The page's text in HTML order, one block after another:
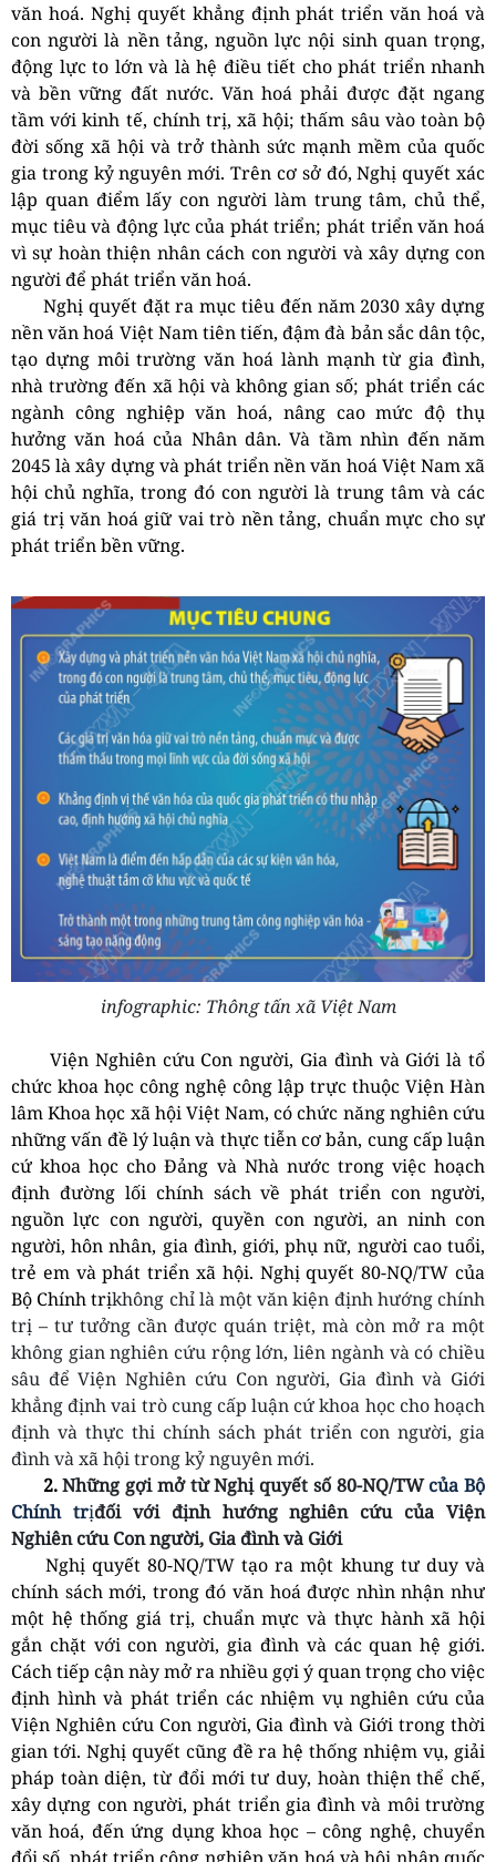
văn hoá. Nghị quyết khẳng định phát triển văn hoá và
con người là nền tảng, nguồn lực nội sinh quan trọng,
động lực to lớn và là hệ điều tiết cho phát triển nhanh
và bền vững đất nước. Văn hoá phải được đặt ngang
tầm với kinh tế, chính trị, xã hội; thấm sâu vào toàn bộ
đời sống xã hội và trở thành sức mạnh mềm của quốc
gia trong kỷ nguyên mới. Trên cơ sở đó, Nghị quyết xác
lập quan điểm lấy con người làm trung tâm, chủ thể,
mục tiêu và động lực của phát triển; phát triển văn hoá
vì sự hoàn thiện nhân cách con người và xây dựng con
người để phát triển văn hoá.
Nghị quyết đặt ra mục tiêu đến năm 2030 xây dựng
nền văn hoá Việt Nam tiên tiến, đậm đà bản sắc dân tộc,
tạo dựng môi trường văn hoá lành mạnh từ gia đình,
nhà trường đến xã hội và không gian số; phát triển các
ngành công nghiệp văn hoá, nâng cao mức độ thụ
hưởng văn hoá của Nhân dân. Và tầm nhìn đến năm
2045 là xây dựng và phát triển nền văn hoá Việt Nam xã
hội chủ nghĩa, trong đó con người là trung tâm và các
giá trị văn hoá giữ vai trò nền tảng, chuẩn mực cho sự
phát triển bền vững.
infographic: Thông tấn xã Việt Nam
Viện Nghiên cứu Con người, Gia đình và Giới là tổ
chức khoa học công nghệ công lập trực thuộc Viện Hàn
lâm Khoa học xã hội Việt Nam, có chức năng nghiên cứu
những vấn đề lý luận và thực tiễn cơ bản, cung cấp luận
cứ khoa học cho Đảng và Nhà nước trong việc hoạch
định đường lối chính sách về phát triển con người,
nguồn lực con người, quyền con người, an ninh con
người, hôn nhân, gia đình, giới, phụ nữ, người cao tuổi,
trẻ em và phát triển xã hội. Nghị quyết 80-NQ/TW của
Bộ Chính trịkhông chỉ là một văn kiện định hướng chính
trị – tư tưởng cần được quán triệt, mà còn mở ra một
không gian nghiên cứu rộng lớn, liên ngành và có chiều
sâu để Viện Nghiên cứu Con người, Gia đình và Giới
khẳng định vai trò cung cấp luận cứ khoa học cho hoạch
định và thực thi chính sách phát triển con người, gia
đình và xã hội trong kỷ nguyên mới.
2.Những gợi mở từ Nghị quyết số80-NQ/TWcủa Bộ
Chính trịđối với định hướng nghiên cứu của Viện
Nghiên cứu Con người, Gia đình và Giới
Nghị quyết 80-NQ/TW tạo ra một khung tư duy và
chính sách mới, trong đó văn hoá được nhìn nhận như
một hệ thống giá trị, chuẩn mực và thực hành xã hội
gắn chặt với con người, gia đình và các quan hệ giới.
Cách tiếp cận này mở ra nhiều gợi ý quan trọng cho việc
định hình và phát triển các nhiệm vụ nghiên cứu của
Viện Nghiên cứu Con người, Gia đình và Giới trong thời
gian tới. Nghị quyết cũng đề ra hệ thống nhiệm vụ, giải
pháp toàn diện, từ đổi mới tư duy, hoàn thiện thể chế,
xây dựng con người, phát triển gia đình và môi trường
văn hoá, đến ứng dụng khoa học – công nghệ, chuyển